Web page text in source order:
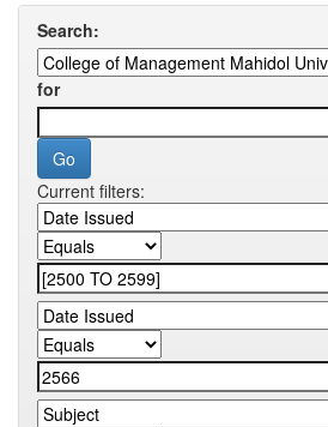
Search:
for
Current filters: